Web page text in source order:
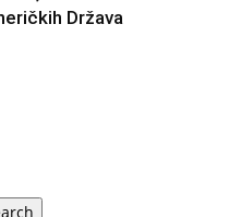
Država